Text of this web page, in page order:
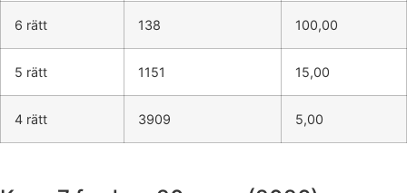
6 rätt 138 100,00
5 rätt 1151 15,00
4 rätt 3909 5,00